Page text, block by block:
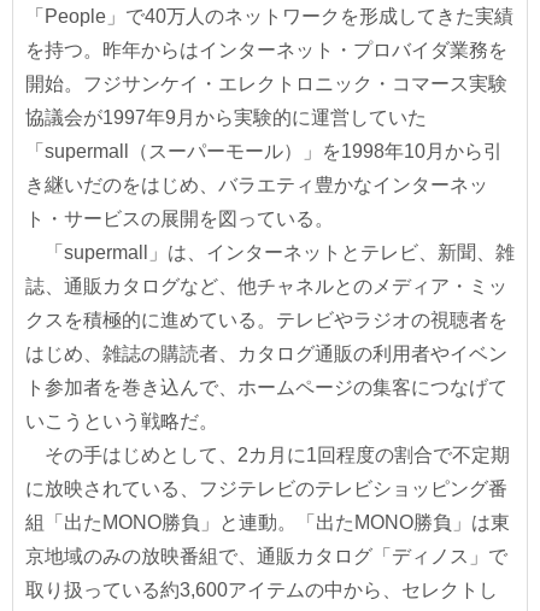
「People」で40万人のネットワークを形成してきた実績
を持つ。昨年からはインターネット・プロバイダ業務を
開始。フジサンケイ・エレクトロニック・コマース実験
協議会が1997年9月から実験的に運営していた
「supermall（スーパーモール）」を1998年10月から引
き継いだのをはじめ、バラエティ豊かなインターネッ
ト・サービスの展開を図っている。
「supermall」は、インターネットとテレビ、新聞、雑
誌、通販カタログなど、他チャネルとのメディア・ミッ
クスを積極的に進めている。テレビやラジオの視聴者を
はじめ、雑誌の購読者、カタログ通販の利用者やイベン
ト参加者を巻き込んで、ホームページの集客につなげて
いこうという戦略だ。
その手はじめとして、2カ月に1回程度の割合で不定期
に放映されている、フジテレビのテレビショッピング番
組「出たMONO勝負」と連動。「出たMONO勝負」は東
京地域のみの放映番組で、通販カタログ「ディノス」で
取り扱っている約3,600アイテムの中から、セレクトし